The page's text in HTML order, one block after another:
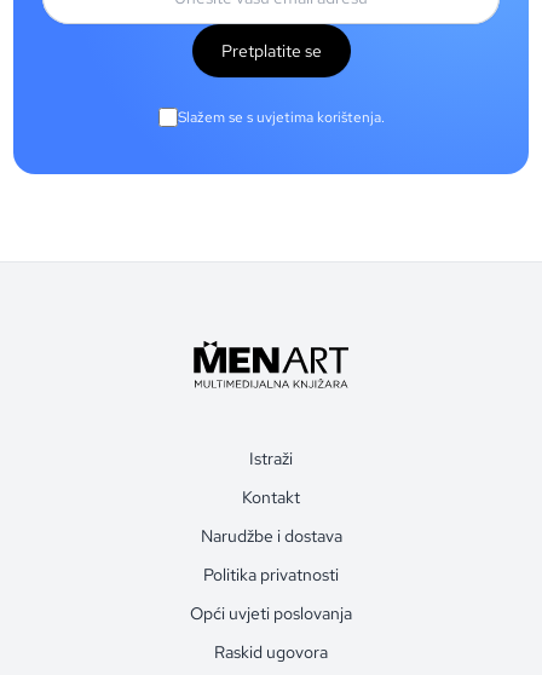
Pretplatite se
Slažem se s uvjetima korištenja.
Istraži
Kontakt
Narudžbe i dostava
Politika privatnosti
Opći uvjeti poslovanja
Raskid ugovora